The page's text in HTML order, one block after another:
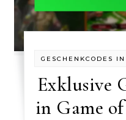
GESCHENKCODES
Exklusive
in Game